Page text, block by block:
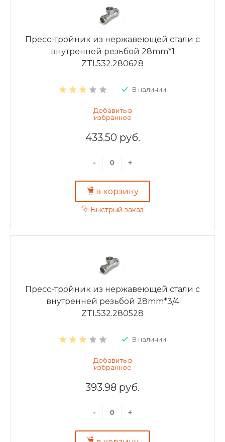
Пресс-тройник из нержавеющей стали с
внутренней резьбой 28mm*1
ZTI.532.280628
В наличии
433.50 руб.
- +
в корзину
Быстрый заказ
Пресс-тройник из нержавеющей стали с
внутренней резьбой 28mm*3/4
ZTI.532.280528
В наличии
393.98 руб.
- +